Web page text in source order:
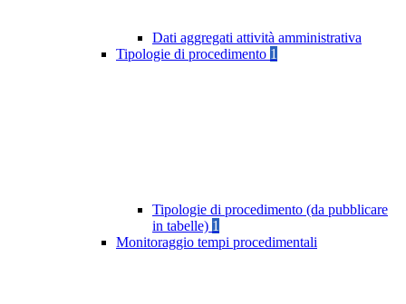
Dati aggregati attività amministrativa
Tipologie di procedimento 1
Tipologie di procedimento (da pubblicare
in tabelle) 1
Monitoraggio tempi procedimentali